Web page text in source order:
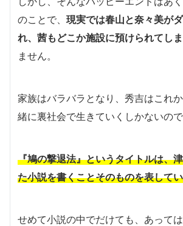
のことで、 現実では春山と奈々美が
れ、茜もどこか施設に預けられてし
ません。
家族はバラバラとなり、秀吉はこれ
緒に裏社会で生きていくしかないので
『鳩の撃退法』というタイトルは、
た小説を書くことそのものを表して
せめて小説の中でだけても、あって